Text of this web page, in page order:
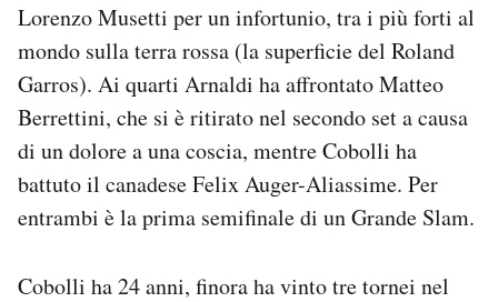
Lorenzo Musetti per un infortunio, tra i più forti al
mondo sulla terra rossa (la superficie del Roland
Garros). Ai quarti Arnaldi ha affrontato Matteo
Berrettini, che si è ritirato nel secondo set a causa
di un dolore a una coscia, mentre Cobolli ha
battuto il canadese Felix Auger-Aliassime. Per
entrambi è la prima semifinale di un Grande Slam.
Cobolli ha 24 anni, finora ha vinto tre tornei nel